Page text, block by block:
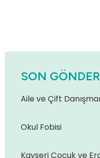
SON
Aile ve Çift
Okul Fobisi
Kayseri Çocuk ve